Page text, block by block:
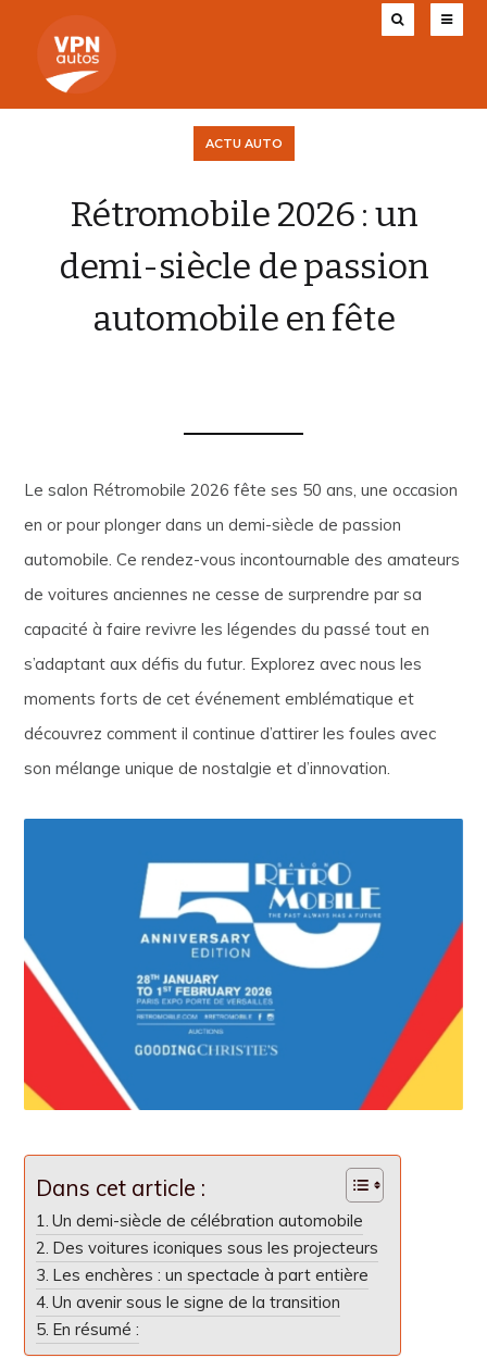
ACTU AUTO
Rétromobile 2026 : un
demi-siècle de passion
automobile en fête
Le salon Rétromobile 2026 fête ses 50 ans, une occasion
en or pour plonger dans un demi-siècle de passion
automobile. Ce rendez-vous incontournable des amateurs
de voitures anciennes ne cesse de surprendre par sa
capacité à faire revivre les légendes du passé tout en
s’adaptant aux défis du futur. Explorez avec nous les
moments forts de cet événement emblématique et
découvrez comment il continue d’attirer les foules avec
son mélange unique de nostalgie et d’innovation.
Dans cet article :
Un demi-siècle de célébration automobile
Des voitures iconiques sous les projecteurs
Les enchères : un spectacle à part entière
Un avenir sous le signe de la transition
En résumé :